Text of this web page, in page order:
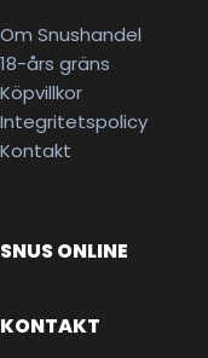
Om Snushandel
18-års gräns
Köpvillkor
Integritetspolicy
Kontakt
SNUS ONLINE
KONTAKT